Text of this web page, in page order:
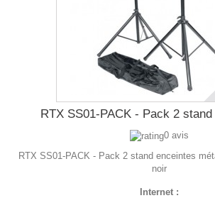
RTX SS01-PACK - Pack 2
0 avis
RTX SS01-PACK - Pack 2 stand enceintes
noir
Internet :